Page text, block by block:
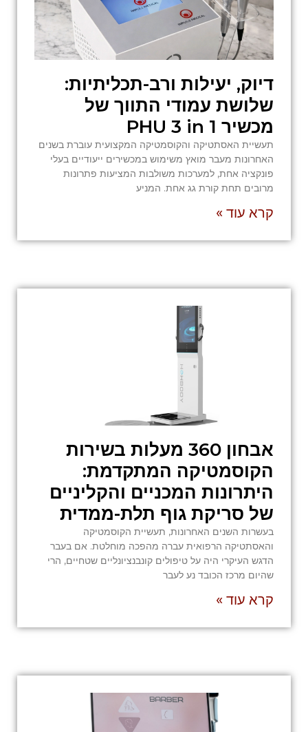
דיוק, יעילות ורב-תכליתיות:
שלושת עמודי התווך של
מכשיר PHU 3 in 1
תעשיית האסתטיקה והקוסמטיקה המקצועית עוברת בשנים
האחרונות מעבר מואץ משימוש במכשירים ייעודיים בעלי
פונקציה אחת, למערכות משולבות המציעות פתרונות
מרובים תחת קורת גג אחת. המניע
קרא עוד »
אבחון 360 מעלות בשירות
הקוסמטיקה המתקדמת:
היתרונות המכניים והקליניים
של סריקת גוף תלת-ממדית
בעשרות השנים האחרונות, תעשיית הקוסמטיקה
והאסתטיקה הרפואית עברה מהפכה מוחלטת. אם בעבר
הדגש העיקרי היה על טיפולים קונבנציונליים שטחיים, הרי
שהיום מרכז הכובד נע לעבר
קרא עוד »